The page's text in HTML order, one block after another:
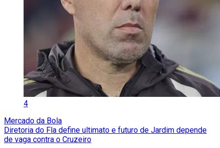
4
Mercado da Bola
Diretoria do Fla define ultimato e futuro de Jardim depende
de vaga contra o Cruzeiro